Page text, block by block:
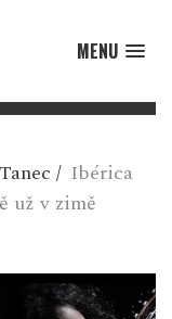
MENU
Tanec / Ibérica
už v zimě